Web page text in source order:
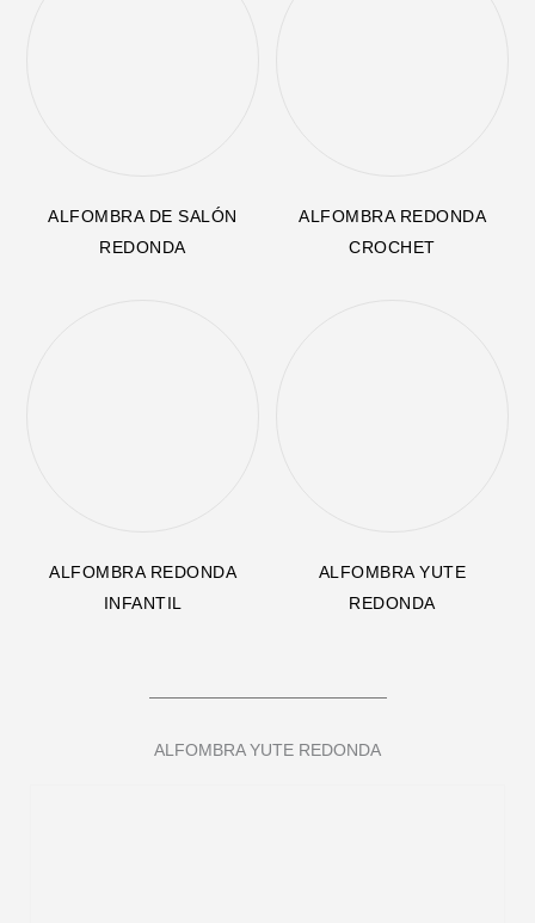
ALFOMBRA DE SALÓN
REDONDA
ALFOMBRA REDONDA
CROCHET
ALFOMBRA REDONDA
INFANTIL
ALFOMBRA YUTE
REDONDA
ALFOMBRA YUTE REDONDA